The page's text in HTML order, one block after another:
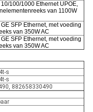
100/1000 Ethernet UPOE,
van 1100W
SFP Ethernet, met voeding
van 350W AC
SFP Ethernet, met voeding
van 350W AC
s
s
882658330490